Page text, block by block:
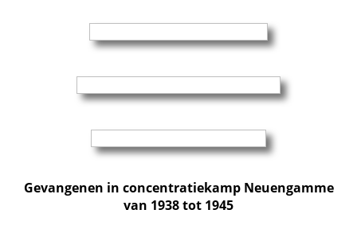
Gevangenen in concentratiekamp Neuengamme
van 1938 tot 1945